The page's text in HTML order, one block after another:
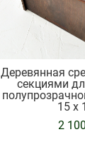
Деревянная
секциями
15 х
2